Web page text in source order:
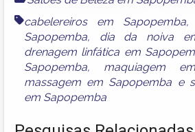
cabelereiros em Sapopemba,
Sapopemba, dia da noiva
drenagem linfática em
Sapopemba, maquiagem
massagem em Sapopemba e
em Sapopemba